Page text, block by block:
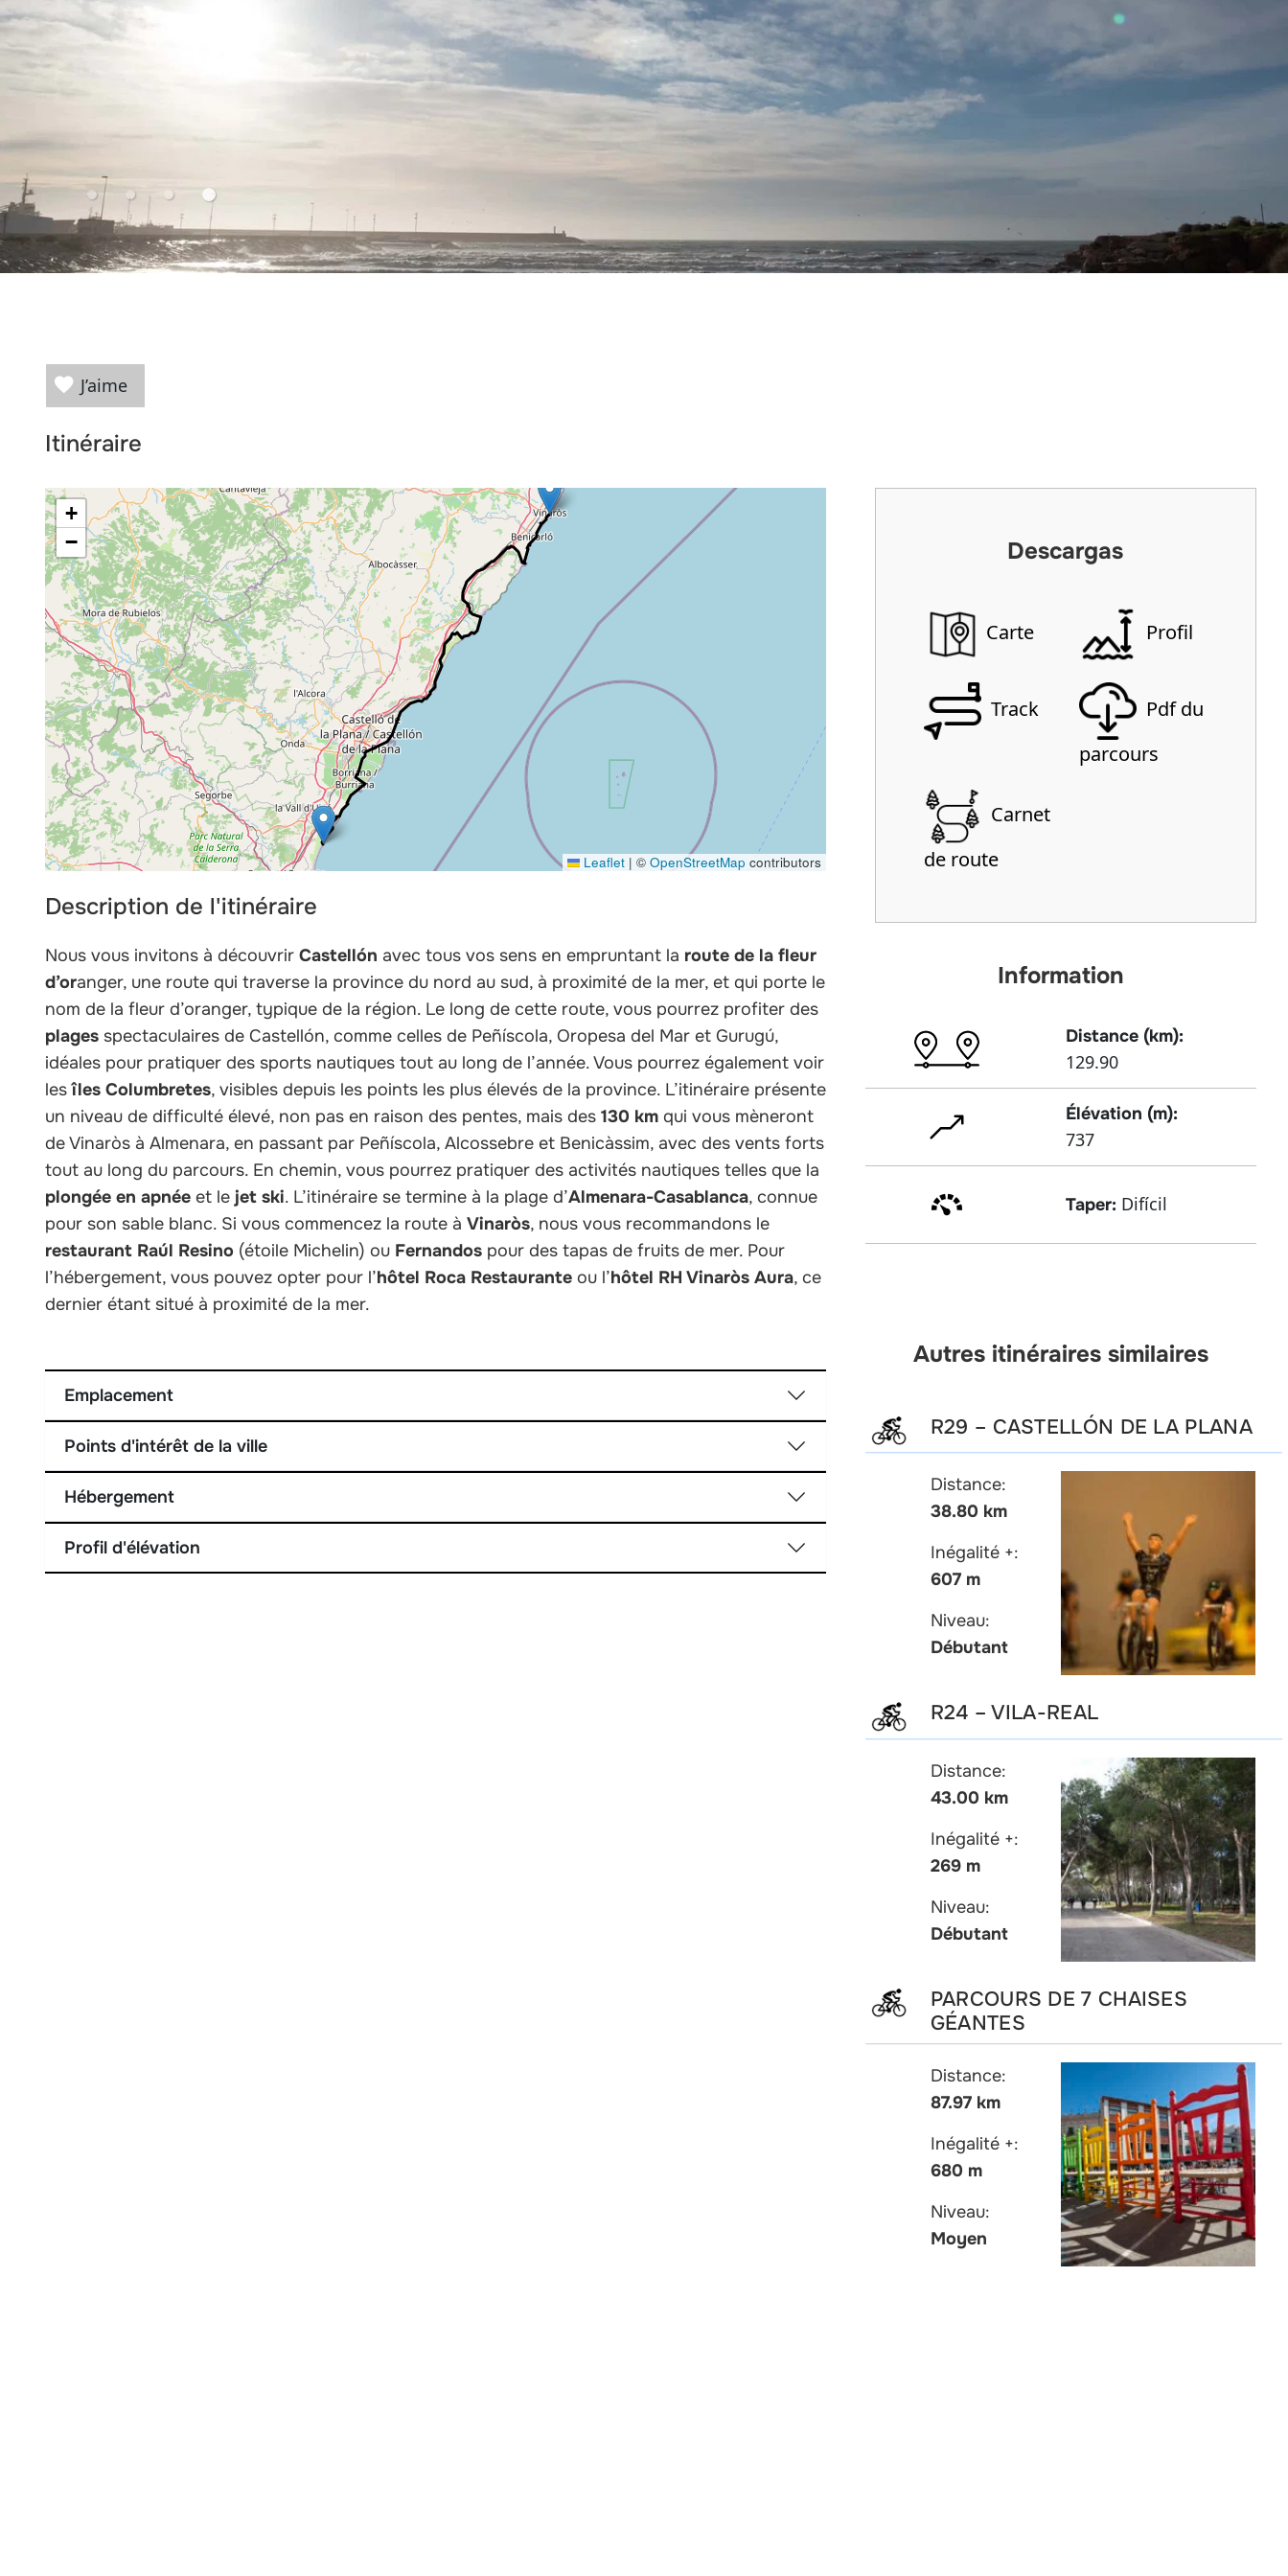
J’aime
Itinéraire
+
−
Leaflet | ©OpenStreetMap contributors
Description de l'itinéraire
Nous vous invitons à découvrirCastellón avec tous vos sens en empruntant la route de la fleur
d’oranger, une route qui traverse la province du nord au sud, à proximité de la mer, et qui porte le
nom de la fleur d’oranger, typique de la région. Le long de cette route, vous pourrez profiter des
plages spectaculaires de Castellón, comme celles de Peñíscola, Oropesa del Mar et Gurugú,
idéales pour pratiquer des sports nautiques tout au long de l’année. Vous pourrez également voir
lesîles Columbretes, visibles depuis les points les plus élevés de la province. L’itinéraire présente
un niveau de difficulté élevé, non pas en raison des pentes, mais des130 km qui vous mèneront
de Vinaròs à Almenara, en passant par Peñíscola, Alcossebre et Benicàssim, avec des vents forts
tout au long du parcours. En chemin, vous pourrez pratiquer des activités nautiques telles que la
plongée en apnée et le jet ski. L’itinéraire se termine à la plage d’Almenara-Casablanca, connue
pour son sable blanc. Si vous commencez la route àVinaròs, nous vous recommandons le
restaurant Raúl Resino (étoile Michelin) ou Fernandos pour des tapas de fruits de mer. Pour
l’hébergement, vous pouvez opter pour l’hôtel Roca Restaurante ou l’hôtel RH Vinaròs Aura, ce
dernier étant situé à proximité de la mer.
Emplacement
Points d'intérêt de la ville
Hébergement
Profil d'élévation
Descargas
Carte Profil
Track
Pdf du
parcours
Carnet
de route
Information
Distance (km):
129.90
Élévation (m):
737
Taper: Difícil
Autres itinéraires similaires
R29 – CASTELLÓN DE LA PLANA
Distance:
38.80 km
Inégalité +:
607 m
Niveau:
Débutant
R24 – VILA-REAL
Distance:
43.00 km
Inégalité +:
269 m
Niveau:
Débutant
PARCOURS DE 7 CHAISES
GÉANTES
Distance:
87.97 km
Inégalité +:
680 m
Niveau:
Moyen